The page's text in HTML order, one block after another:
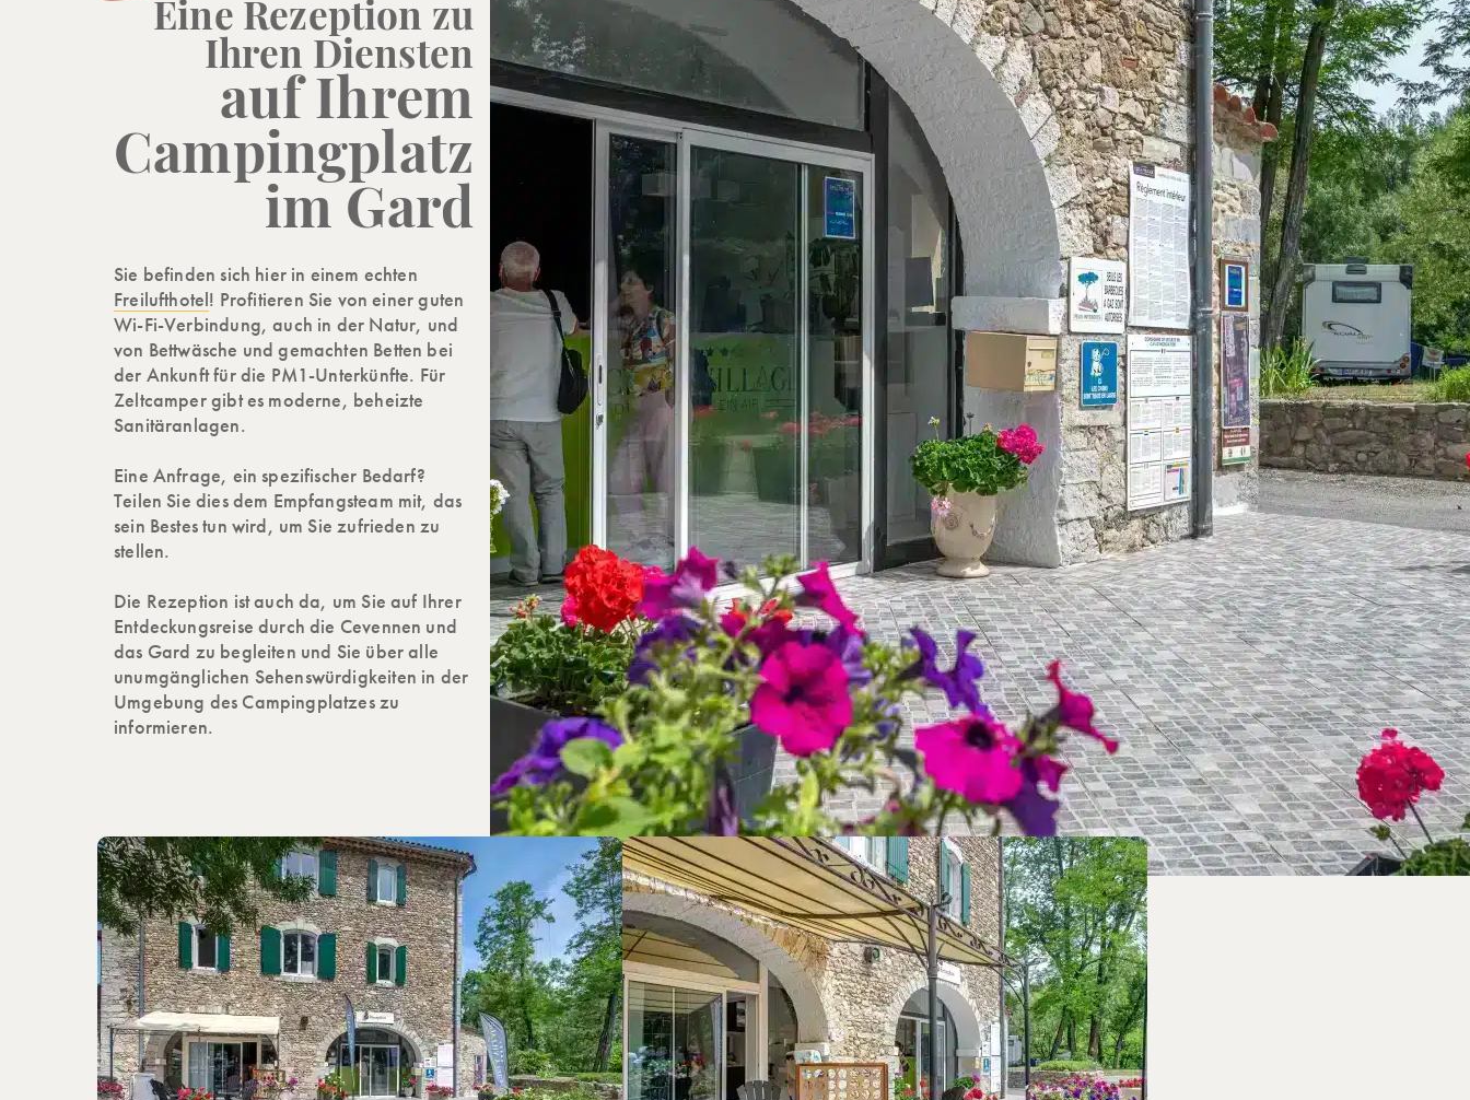
Eine Rezeption zu
Ihren Diensten
auf Ihrem
Campingplatz
im Gard
Sie befinden sich hier in einem echten
Freilufthotel! Profitieren Sie von einer guten
Wi-Fi-Verbindung, auch in der Natur, und
von Bettwäsche und gemachten Betten bei
der Ankunft für die PM1-Unterkünfte. Für
Zeltcamper gibt es moderne, beheizte
Sanitäranlagen.
Eine Anfrage, ein spezifischer Bedarf?
Teilen Sie dies dem Empfangsteam mit, das
sein Bestes tun wird, um Sie zufrieden zu
stellen.
Die Rezeption ist auch da, um Sie auf Ihrer
Entdeckungsreise durch die Cevennen und
das Gard zu begleiten und Sie über alle
unumgänglichen Sehenswürdigkeiten in der
Umgebung des Campingplatzes zu
informieren.